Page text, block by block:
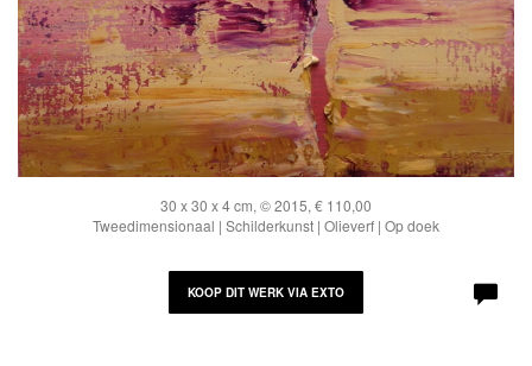
30 x 30 x 4 cm, © 2015, € 110,00
Tweedimensionaal | Schilderkunst | Olieverf | Op doek
KOOP DIT WERK VIA EXTO